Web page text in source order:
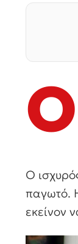
Ο
Ο
παγωτό.
εκείνον